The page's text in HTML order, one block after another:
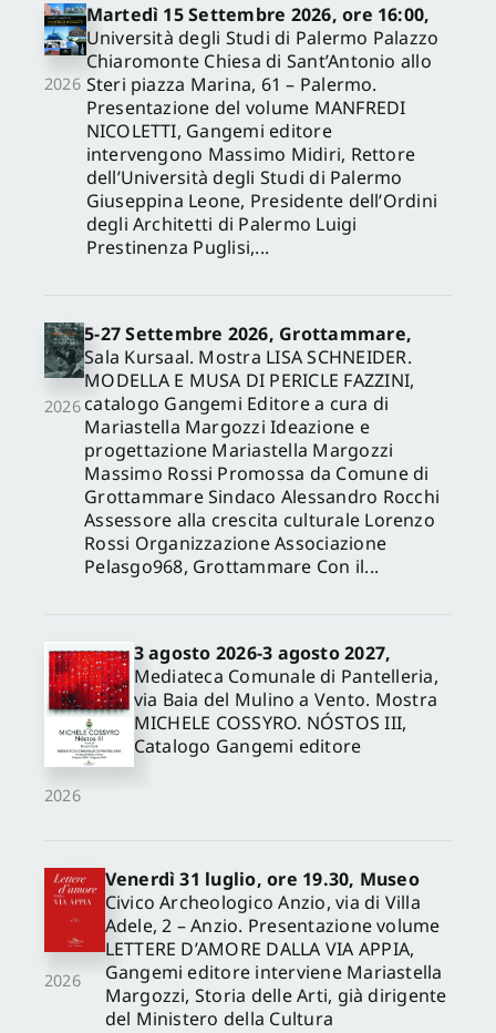
2026
Martedì 15 Settembre 2026, ore 16:00,
Università degli Studi di Palermo Palazzo
Chiaromonte Chiesa di Sant’Antonio allo
Steri piazza Marina, 61 – Palermo.
Presentazione del volume MANFREDI
NICOLETTI, Gangemi editore
intervengono Massimo Midiri, Rettore
dell’Università degli Studi di Palermo
Giuseppina Leone, Presidente dell’Ordini
degli Architetti di Palermo Luigi
Prestinenza Puglisi,...
2026
5-27 Settembre 2026, Grottammare,
Sala Kursaal. Mostra LISA SCHNEIDER.
MODELLA E MUSA DI PERICLE FAZZINI,
catalogo Gangemi Editore a cura di
Mariastella Margozzi Ideazione e
progettazione Mariastella Margozzi
Massimo Rossi Promossa da Comune di
Grottammare Sindaco Alessandro Rocchi
Assessore alla crescita culturale Lorenzo
Rossi Organizzazione Associazione
Pelasgo968, Grottammare Con il...
2026
3 agosto 2026-3 agosto 2027,
Mediateca Comunale di Pantelleria,
via Baia del Mulino a Vento. Mostra
MICHELE COSSYRO. NÓSTOS III,
Catalogo Gangemi editore
2026
Venerdì 31 luglio, ore 19.30, Museo
Civico Archeologico Anzio, via di Villa
Adele, 2 – Anzio. Presentazione volume
LETTERE D’AMORE DALLA VIA APPIA,
Gangemi editore interviene Mariastella
Margozzi, Storia delle Arti, già dirigente
del Ministero della Cultura